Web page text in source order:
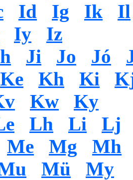
Id Ig Ik
Il
Iy
Iz
Ji Jo Jó
Ke Kh Ki
Kw
Ky
Lh Li
Lj
Me Mg
Mh
Mü
My